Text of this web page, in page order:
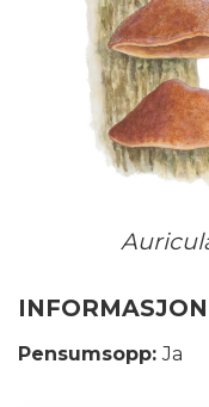
INFORMASJON
Pensumsopp:Ja